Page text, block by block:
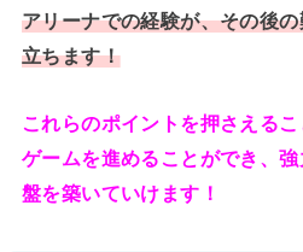
アリーナでの経験が、その後
立ちます！
これらのポイントを押さえる
ゲームを進めることができ、
盤を築いていけます！